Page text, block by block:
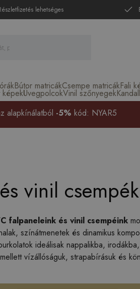
lehetséges
Bútor matricákCsempe matricákFali
ÜvegpolcokVinil szőnyegek
alapkínálatból -5% kód: NYAR5
vinil
falpaneleink és vinil csempéink
színátmenetek és dinamikus
ideálisak nappalikba,
vízállóságuk, strapabírásuk és